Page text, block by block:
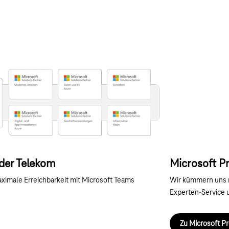
Telekom
Erreichbarkeit mit Microsoft Teams
Microsoft
Wir kümmern uns
Experten-Service
Zu Microsoft